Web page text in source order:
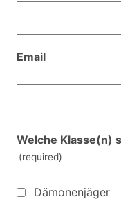
Email
Welche Klasse(n)
(required)
Dämonenjäger